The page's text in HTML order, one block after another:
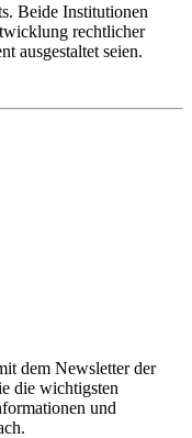
Beide Institutionen
rechtlicher
ausgestaltet seien.
dem Newsletter der
die wichtigsten
und